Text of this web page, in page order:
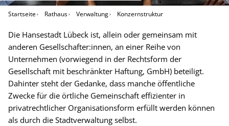
Startseite Rathaus Verwaltung Konzernstruktur
Die Hansestadt Lübeck ist, allein oder gemeinsam mit
anderen Gesellschafter:innen, an einer Reihe von
Unternehmen (vorwiegend in der Rechtsform der
Gesellschaft mit beschränkter Haftung, GmbH) beteiligt.
Dahinter steht der Gedanke, dass manche öffentliche
Zwecke für die örtliche Gemeinschaft effizienter in
privatrechtlicher Organisationsform erfüllt werden können
als durch die Stadtverwaltung selbst.